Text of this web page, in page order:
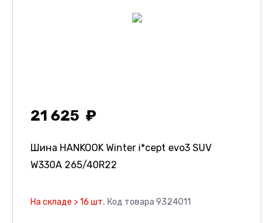
21 625
Шина HANKOOK Winter i*cept evo3 SUV
W330A 265/40R22
На складе > 16 шт. Код товара 9324011